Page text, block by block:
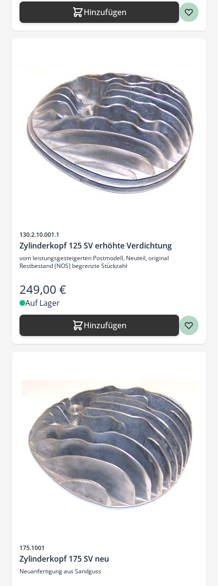
Hinzufügen
Artikelnr.
130.2.10.001.1
Zylinderkopf 125 SV erhöhte Verdichtung
vom leistungsgesteigerten Postmodell, Neuteil, original
Restbestand (NOS) begrenzte Stückzahl
249,00 €
Auf Lager
Hinzufügen
Artikelnr.
175.1001
Zylinderkopf 175 SV neu
Neuanfertigung aus Sandguss